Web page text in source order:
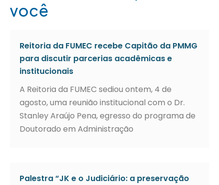
você
Reitoria da FUMEC recebe Capitão da PMMG
para discutir parcerias acadêmicas e
institucionais
A Reitoria da FUMEC sediou ontem, 4 de
agosto, uma reunião institucional com o Dr.
Stanley Araújo Pena, egresso do programa de
Doutorado em Administração
Palestra “JK e o Judiciário: a preservação